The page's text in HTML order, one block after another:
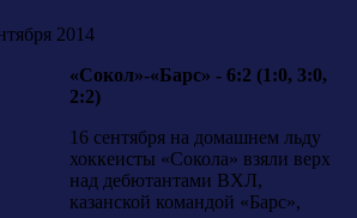
2014
«Сокол»-«Барс» - 6:2 (1:0, 3:0,
2:2)
16 сентября на домашнем льду
хоккеисты «Сокола» взяли верх
над дебютантами ВХЛ,
казанской командой «Барс»,